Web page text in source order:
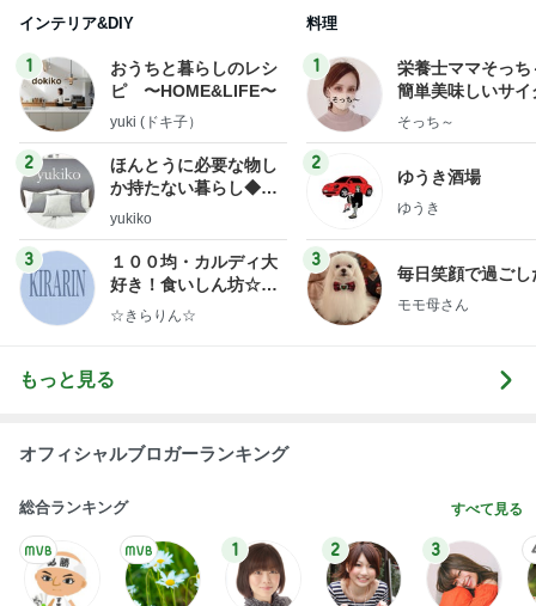
インテリア&DIY
1
おうちと暮らしのレシ
ピ 〜HOME&LIFE〜
yuki (ドキ子）
2
ほんとうに必要な物し
か持たない暮らし◆Ke
ep Life Simple◆〜イ
yukiko
3
１００均・カルディ大
好き！食いしん坊☆き
らりん☆のブログ
☆きらりん☆
料理
1
栄養士ママそっち
簡単美味しいサイ
献立
そっち～
2
ゆうき酒場
ゆうき
3
毎日笑顔で過ごし
モモ母さん
もっと見る
オフィシャルブロガーランキング
総合ランキング すべて見る
1 2 3